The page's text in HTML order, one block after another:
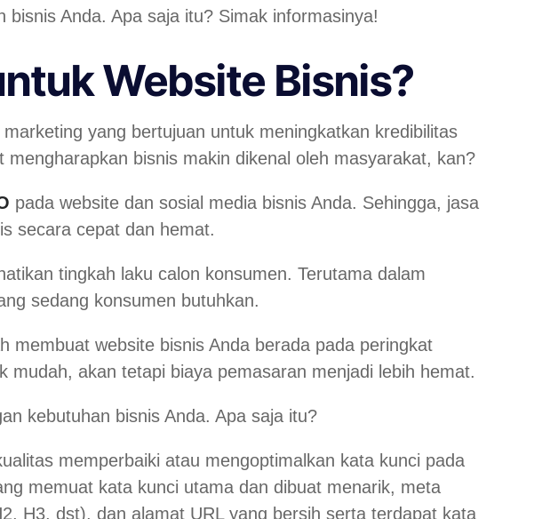
Anda. Apa saja itu? Simak informasinya!
Website Bisnis?
yang bertujuan untuk meningkatkan kredibilitas
bisnis makin dikenal oleh masyarakat, kan?
pada website dan sosial media bisnis Anda. Sehingga, jasa
secara cepat dan hemat.
tingkah laku calon konsumen. Terutama dalam
sedang konsumen butuhkan.
membuat website bisnis Anda berada pada peringkat
akan tetapi biaya pemasaran menjadi lebih hemat.
kebutuhan bisnis Anda. Apa saja itu?
memperbaiki atau mengoptimalkan kata kunci pada
memuat kata kunci utama dan dibuat menarik, meta
H3, dst), dan alamat URL yang bersih serta terdapat kata